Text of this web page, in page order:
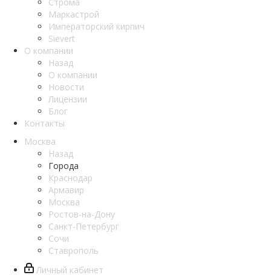
Маркастрой
Императорский кирпич
Sievert
О компании
Назад
О компании
Новости
Лицензии
Блог
Контакты
Москва
Назад
Города
Краснодар
Армавир
Москва
Ростов-на-Дону
Санкт-Петербург
Сочи
Ставрополь
Личный кабинет